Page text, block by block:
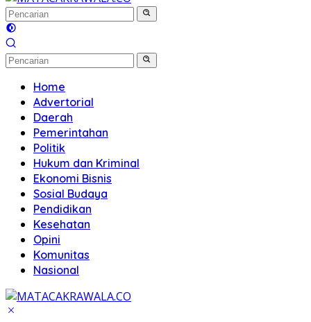
Home
Advertorial
Daerah
Pemerintahan
Politik
Hukum dan Kriminal
Ekonomi Bisnis
Sosial Budaya
Pendidikan
Kesehatan
Opini
Komunitas
Nasional